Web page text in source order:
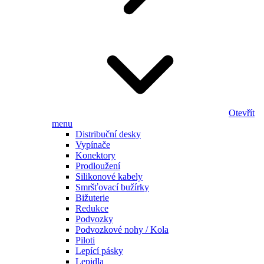
Otevřít
menu
Distribuční desky
Vypínače
Konektory
Prodloužení
Silikonové kabely
Smršťovací bužírky
Bižuterie
Redukce
Podvozky
Podvozkové nohy / Kola
Piloti
Lepící pásky
Lepidla